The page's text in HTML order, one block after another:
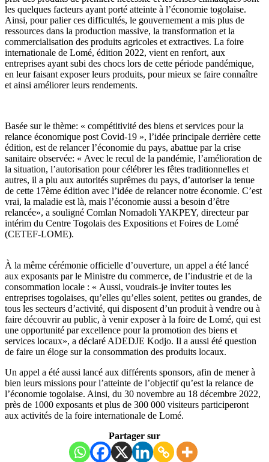
les quelques facteurs ayant porté atteinte à l’économie togolaise.
Ainsi, pour palier ces difficultés, le gouvernement a mis plus de
ressources dans la production massive, la transformation et la
commercialisation des produits agricoles et extractives. La foire
internationale de Lomé, édition 2022, vient en renfort, aux
entreprises ayant subi des chocs lors de cette période pandémique,
en leur faisant exposer leurs produits, pour mieux se faire connaître
et ainsi améliorer leurs rendements.
Basée sur le thème: « compétitivité des biens et services pour la
relance économique post Covid-19 », l’idée principale derrière cette
édition, est de relancer l’économie du pays, abattue par la crise
sanitaire observée: « Avec le recul de la pandémie, l’amélioration de
la situation, l’autorisation pour célébrer les fêtes traditionnelles et
autres, il a plu aux autorités suprêmes du pays, d’autoriser la tenue
de cette 17ème édition avec l’idée de relancer notre économie. C’est
vrai, la maladie est là, mais l’économie aussi a besoin d’être
relancée», a souligné Comlan Nomadoli YAKPEY, directeur par
intérim du Centre Togolais des Expositions et Foires de Lomé
(CETEF-LOME).
À la même cérémonie officielle d’ouverture, un appel a été lancé
aux exposants par le Ministre du commerce, de l’industrie et de la
consommation locale : « Aussi, voudrais-je inviter toutes les
entreprises togolaises, qu’elles qu’elles soient, petites ou grandes, de
tous les secteurs d’activité, qui disposent d’un produit à vendre ou à
faire découvrir au public, à venir exposer à la foire de Lomé, qui est
une opportunité par excellence pour la promotion des biens et
services locaux», a déclaré ADEDJE Kodjo. Il a aussi été question
de faire un éloge sur la consommation des produits locaux.
Un appel a été aussi lancé aux différents sponsors, afin de mener à
bien leurs missions pour l’atteinte de l’objectif qu’est la relance de
l’économie togolaise. Ainsi, du 30 novembre au 18 décembre 2022,
près de 1000 exposants et plus de 300 000 visiteurs participeront
aux activités de la foire internationale de Lomé.
Partager sur